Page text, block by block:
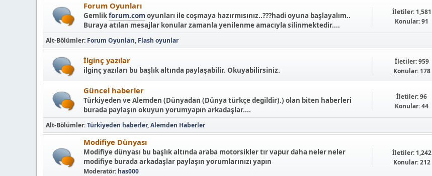
Forum Oyunları
Gemlikforum.com oyunları ile coşmaya hazırmısınız..???hadi oyuna başlayalım..
Buraya atılan mesajlar konular zamanla yenilenme amacıyla silinmektedir....
İletiler: 1,581
Konular: 91
Alt-Bölümler Forum Oyunları Flash oyunlar
İlginç yazılar
ilginç yazıları bu başlık altında paylaşabilir. Okuyabilirsiniz.
İletiler: 959
Konular: 178
Güncel haberler
Türkiyeden ve Alemden (Dünyadan (Dünya türkçe degildir).) olan biten haberleri
burada paylaşın okuyun yorumyapın arkadaşlar....
İletiler: 96
Konular: 44
Alt-Bölümler Türkiyeden haberler Alemden Haberler
Modifiye Dünyası
Modifiye dünyası bu başlık altında araba motorsikler tır vapur daha neler neler
modifiye burada arkadaşlar paylaşın yorumlarınızı yapın
Moderatör: has000
İletiler: 1,242
Konular: 212